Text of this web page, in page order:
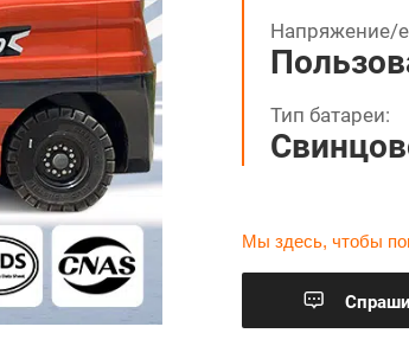
Напряжение/
Тип батареи:
Мы здесь, чтобы
